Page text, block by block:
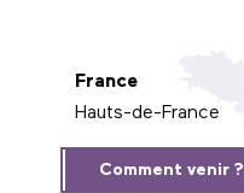
France
Hauts-de-France
Comment venir ?